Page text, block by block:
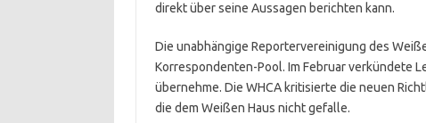
direkt über seine Aussagen berichten kann.
Die unabhängige Reportervereinigung des
Korrespondenten-Pool. Im Februar verkündete
übernehme. Die WHCA kritisierte die neuen
die dem Weißen Haus nicht gefalle.